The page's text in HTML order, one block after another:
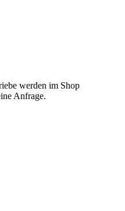
werden im Shop
Anfrage.